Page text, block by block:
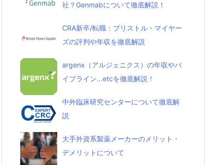
社？Genmabについて徹底解説！
CRA新卒/転職：ブリストル・マイヤー
ズの評判や年収を徹底解説
argenx（アルジェニクス）の年収やパ
イプライン…etcを徹底解説！
中外臨床研究センターについて徹底解
説
大手外資系製薬メーカーのメリット・
デメリットについて